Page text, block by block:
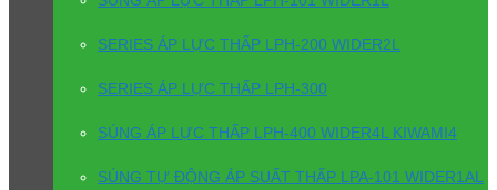
SERIES ÁP LỰC THẤP LPH-200 WIDER2L
SERIES ÁP LỰC THẤP LPH-300
SÚNG ÁP LỰC THẤP LPH-400 WIDER4L KIWAMI4
SÚNG TỰ ĐỘNG ÁP SUẤT THẤP LPA-101 WIDER1AL